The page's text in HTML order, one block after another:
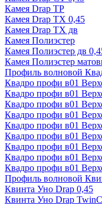
Камея Drap ТР
Камея Drap ТХ 0,45
Камея Drap ТХ дв
Камея Полиэстер
Камея Полиэстер дв
Камея Полиэстер
Профиль волновой
Квадро профи в01
Квадро профи в01
Квадро профи в01
Квадро профи в01
Квадро профи в01
Квадро профи в01
Квадро профи в01
Квадро профи в01
Квадро профи в01
Профиль волновой
Квинта Уно Drap 0,45
Квинта Уно Drap